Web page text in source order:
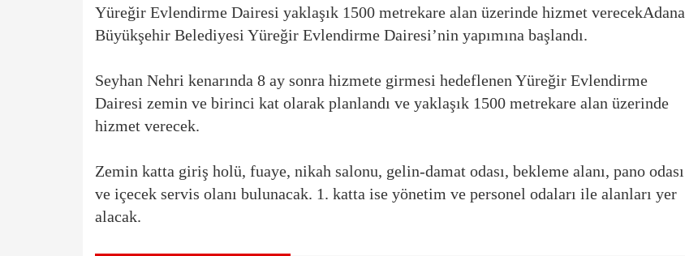
Yüreğir Evlendirme Dairesi yaklaşık 1500 metrekare alan üzerinde hizmet verecekAdana
Büyükşehir Belediyesi Yüreğir Evlendirme Dairesi’nin yapımına başlandı.
Seyhan Nehri kenarında 8 ay sonra hizmete girmesi hedeflenen Yüreğir Evlendirme
Dairesi zemin ve birinci kat olarak planlandı ve yaklaşık 1500 metrekare alan üzerinde
hizmet verecek.
Zemin katta giriş holü, fuaye, nikah salonu, gelin-damat odası, bekleme alanı, pano odası
ve içecek servis olanı bulunacak. 1. katta ise yönetim ve personel odaları ile alanları yer
alacak.